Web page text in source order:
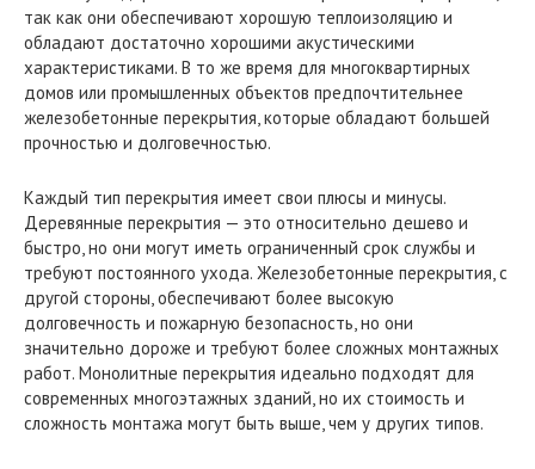
так как они обеспечивают хорошую теплоизоляцию и
обладают достаточно хорошими акустическими
характеристиками. В то же время для многоквартирных
домов или промышленных объектов предпочтительнее
железобетонные перекрытия, которые обладают большей
прочностью и долговечностью.
Каждый тип перекрытия имеет свои плюсы и минусы.
Деревянные перекрытия — это относительно дешево и
быстро, но они могут иметь ограниченный срок службы и
требуют постоянного ухода. Железобетонные перекрытия, с
другой стороны, обеспечивают более высокую
долговечность и пожарную безопасность, но они
значительно дороже и требуют более сложных монтажных
работ. Монолитные перекрытия идеально подходят для
современных многоэтажных зданий, но их стоимость и
сложность монтажа могут быть выше, чем у других типов.